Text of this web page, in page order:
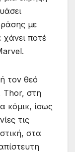
με
χάνει ποτέ
τον θεό
Thor, στη
κόμικ, ίσως
τις
στα